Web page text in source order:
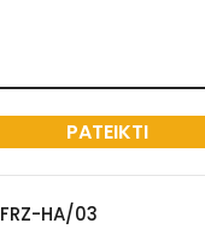
FRZ-HA/03